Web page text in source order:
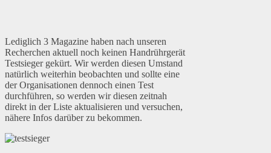
Lediglich 3 Magazine haben nach unseren
Recherchen aktuell noch keinen Handrührgerät
Testsieger gekürt. Wir werden diesen Umstand
natürlich weiterhin beobachten und sollte eine
der Organisationen dennoch einen Test
durchführen, so werden wir diesen zeitnah
direkt in der Liste aktualisieren und versuchen,
nähere Infos darüber zu bekommen.